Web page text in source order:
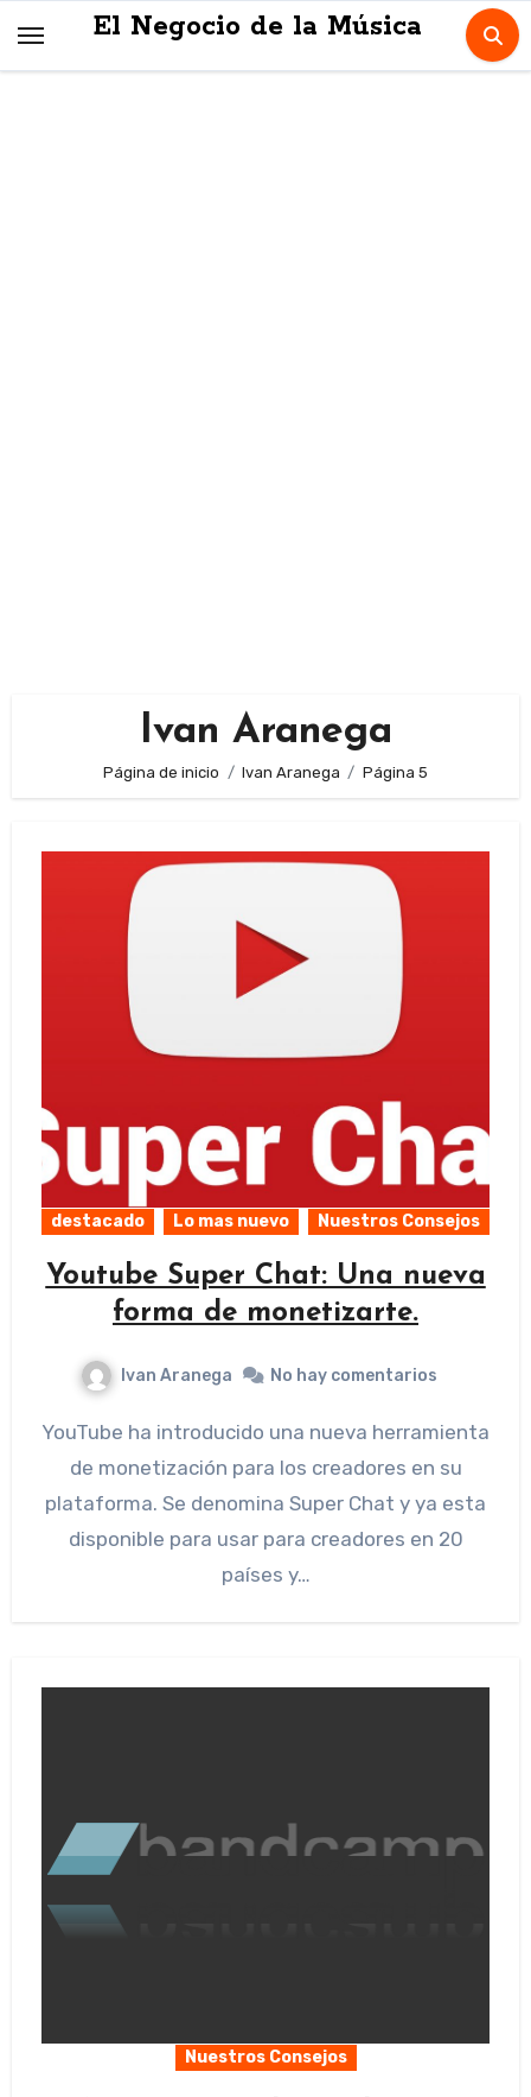
El Negocio de la Música
Ivan Aranega
Página de inicio Ivan Aranega Página 5
destacado Lo mas nuevo Nuestros Consejos
Youtube Super Chat: Una nueva
forma de monetizarte.
Ivan Aranega No hay comentarios
YouTube ha introducido una nueva herramienta
de monetización para los creadores en su
plataforma. Se denomina Super Chat y ya esta
disponible para usar para creadores en 20
países y…
Nuestros Consejos